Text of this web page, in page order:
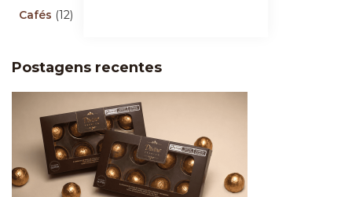
Cafés (12)
Postagens recentes